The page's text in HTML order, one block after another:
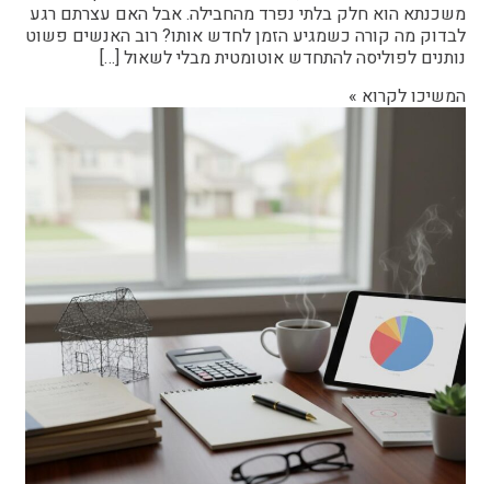
משכנתא הוא חלק בלתי נפרד מהחבילה. אבל האם עצרתם רגע
לבדוק מה קורה כשמגיע הזמן לחדש אותו? רוב האנשים פשוט
נותנים לפוליסה להתחדש אוטומטית מבלי לשאול […]
המשיכו לקרוא »